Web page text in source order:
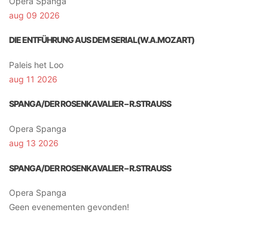
aug 09 2026
DIE ENTFÜHRUNG AUS DEM SERIAL(W.A.MOZART)
Paleis het Loo
aug 11 2026
SPANGA/DER ROSENKAVALIER – R.STRAUSS
Opera Spanga
aug 13 2026
SPANGA/DER ROSENKAVALIER – R.STRAUSS
Opera Spanga
Geen evenementen gevonden!